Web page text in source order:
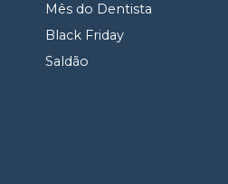
Mês do Dentista
Black Friday
Saldão